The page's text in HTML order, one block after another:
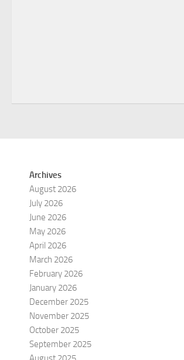
Archives
August 2026
July 2026
June 2026
May 2026
April 2026
March 2026
February 2026
January 2026
December 2025
November 2025
October 2025
September 2025